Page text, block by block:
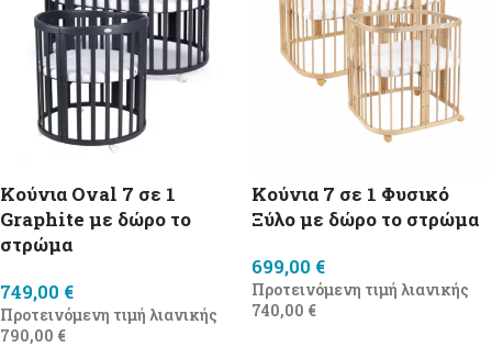
Κούνια Oval 7 σε 1
Graphite με δώρο το
στρώμα
749,00 €
Προτεινόμενη τιμή λιανικής
790,00 €
Κούνια 7 σε 1 Φυσικό
Ξύλο με δώρο τo στρώμα
699,00 €
Προτεινόμενη τιμή λιανικής
740,00 €